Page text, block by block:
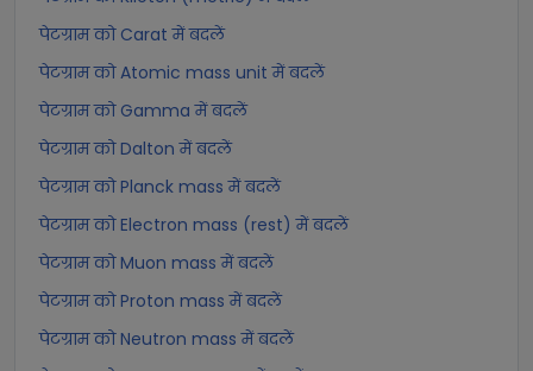
पेटग्राम को Carat में बदलें
पेटग्राम को Atomic mass unit में बदलें
पेटग्राम को Gamma में बदलें
पेटग्राम को Dalton में बदलें
पेटग्राम को Planck mass में बदलें
पेटग्राम को Electron mass (rest) में बदलें
पेटग्राम को Muon mass में बदलें
पेटग्राम को Proton mass में बदलें
पेटग्राम को Neutron mass में बदलें